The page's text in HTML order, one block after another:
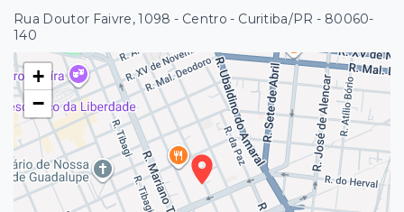
Rua Doutor Faivre, 1098 - Centro - Curitiba/PR - 80060-
140
+
−